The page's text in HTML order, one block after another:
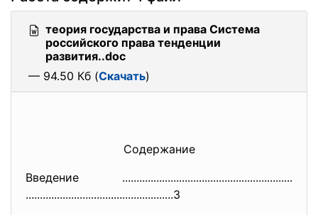
теория государства и права Система
российского права тенденции
развития..doc
— 94.50 Кб (Скачать)
Содержание
Введение ............................................................
....................................................3